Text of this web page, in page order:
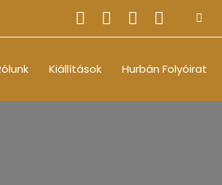
Kiállítások Hurbán Folyóirat